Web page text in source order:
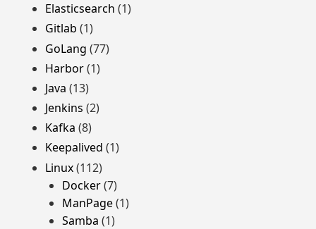
Elasticsearch (1)
Gitlab (1)
GoLang (77)
Harbor(1)
Java (13)
Jenkins (2)
Kafka (8)
Keepalived (1)
Linux(112)
Docker(7)
ManPage(1)
Samba (1)